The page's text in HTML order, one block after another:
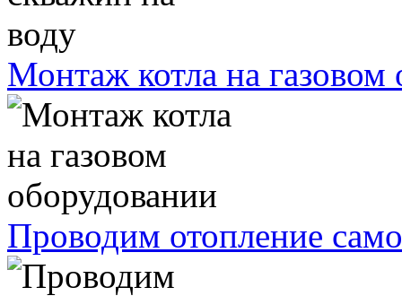
Монтаж котла на газовом
Проводим отопление